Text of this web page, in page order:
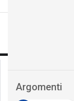
Argomenti